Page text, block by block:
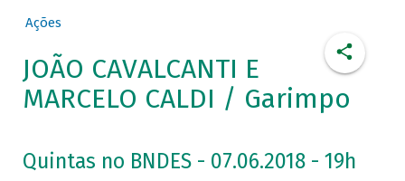
Ações
JOÃO CAVALCANTI E
MARCELO CALDI / Garimpo
Quintas no BNDES - 07.06.2018 - 19h